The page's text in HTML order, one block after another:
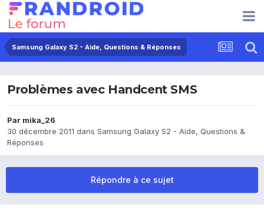
Samsung Galaxy S2 - Aide, Questions & Réponses
Problèmes avec Handcent SMS
Par mika_26
30 décembre 2011 dans Samsung Galaxy S2 - Aide, Questions &
Réponses
Répondre à ce sujet